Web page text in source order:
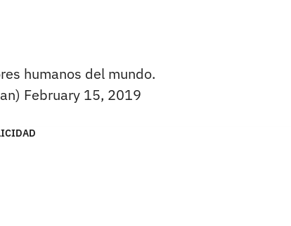
humanos del mundo.
February 15, 2019